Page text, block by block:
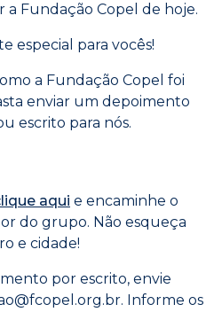
Fundação Copel de hoje.
especial para vocês!
a Fundação Copel foi
enviar um depoimento
escrito para nós.
aqui e encaminhe o
do grupo. Não esqueça
e cidade!
por escrito, envie
Informe os